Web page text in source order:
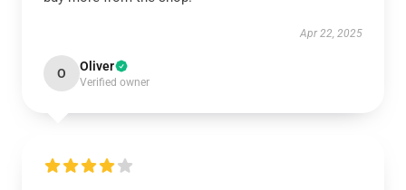
Apr 22, 2025
O Oliver
Verified owner